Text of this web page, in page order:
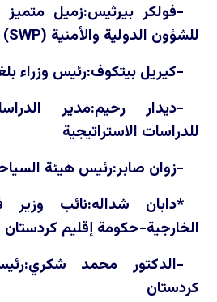
-فولكر بيرثيس:زميل متميز
للشؤون الدولية والأمنية (SWP
)
-كيريل بيتكوف:رئيس وزراء بلغاريا
-ديدار رحيم:مدير
للدراسات الاستراتيجية
-زوان صابر:رئيس هيئة
*دابان شداله:نائب وزير
الخارجية-حكومة إقليم كردستان
-الدكتور محمد
كردستان